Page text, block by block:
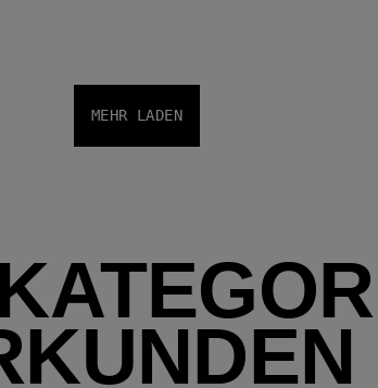
MEHR LADEN